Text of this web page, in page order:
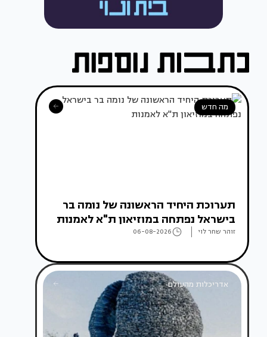
מה חדש
תערוכת היחיד הראשונה של נומה בר
בישראל נפתחה במוזיאון ת"א לאמנות
זוהר שחר לוי 06-08-2026
אדריכלות מהעולם